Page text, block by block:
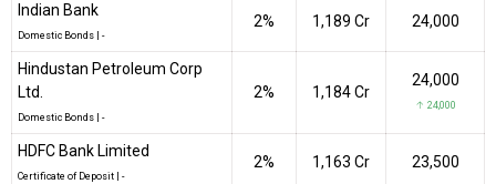
Indian Bank
Domestic Bonds -
2% ₹1,189 Cr 24,000
Hindustan Petroleum Corp
Ltd.
Domestic Bonds -
2% ₹1,184 Cr
24,000
↑ 24,000
HDFC Bank Limited
Certificate of Deposit -
2% ₹1,163 Cr 23,500